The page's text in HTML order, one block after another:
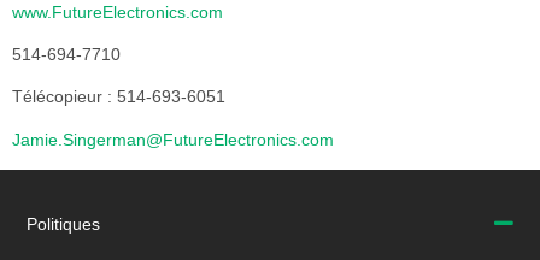
www.FutureElectronics.com
514-694-7710
Télécopieur : 514-693-6051
Jamie.Singerman@FutureElectronics.com
Politiques